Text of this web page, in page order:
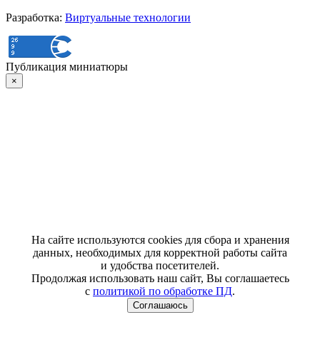
Разработка: Виртуальные технологии
Публикация миниатюры
×
На сайте используются cookies для сбора и хранения
данных, необходимых для корректной работы сайта
и удобства посетителей.
Продолжая использовать наш сайт, Вы соглашаетесь
с политикой по обработке ПД.
Соглашаюсь